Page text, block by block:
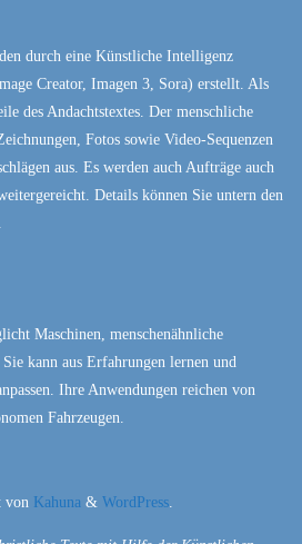
durch eine Künstliche Intelligenz
Creator, Imagen 3, Sora) erstellt. Als
des Andachtstextes. Der menschliche
Fotos sowie Video-Sequenzen
aus. Es werden auch Aufträge auch
Details können Sie untern den
Maschinen, menschenähnliche
Sie kann aus Erfahrungen lernen und
Ihre Anwendungen reichen von
Fahrzeugen.
von Kahuna & WordPress.